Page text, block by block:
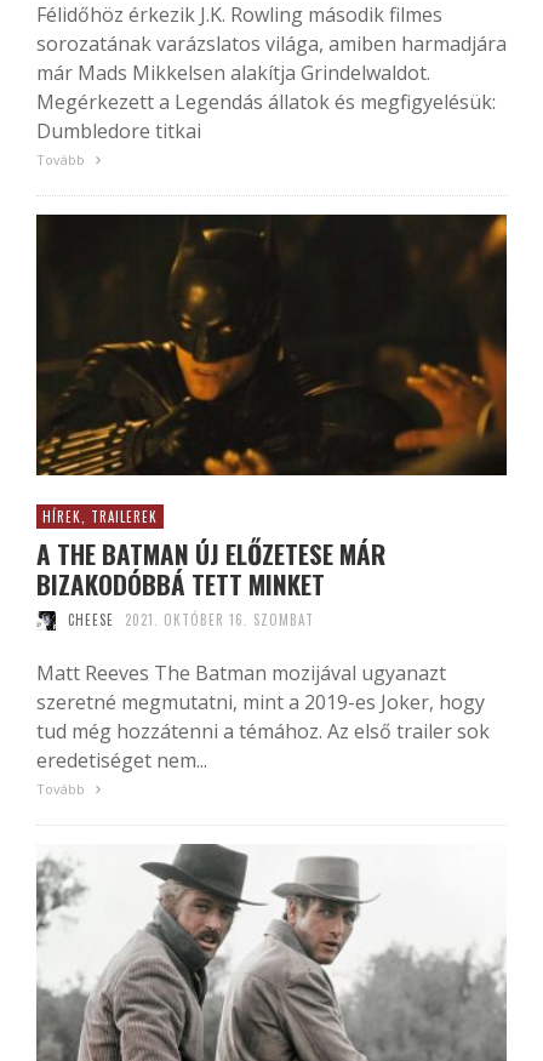
Félidőhöz érkezik J.K. Rowling második filmes
sorozatának varázslatos világa, amiben harmadjára
már Mads Mikkelsen alakítja Grindelwaldot.
Megérkezett a Legendás állatok és megfigyelésük:
Dumbledore titkai
Tovább
HÍREK, TRAILEREK
A THE BATMAN ÚJ ELŐZETESE MÁR
BIZAKODÓBBÁ TETT MINKET
CHEESE 2021. OKTÓBER 16. SZOMBAT
Matt Reeves The Batman mozijával ugyanazt
szeretné megmutatni, mint a 2019-es Joker, hogy
tud még hozzátenni a témához. Az első trailer sok
eredetiséget nem...
Tovább